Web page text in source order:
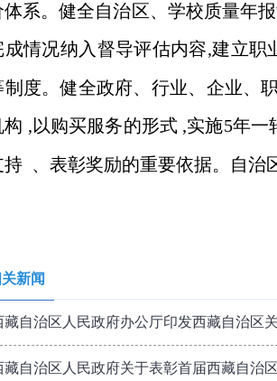
体系。健全自治区、学校质量年
成情况纳入督导评估内容,建立
制度。健全政府、行业、企业、
构 ,以购买服务的形式 ,实施5年
持 、表彰奖励的重要依据。自治
新闻
藏自治区人民政府办公厅印发西藏自治区
藏自治区人民政府关于表彰首届西藏自治